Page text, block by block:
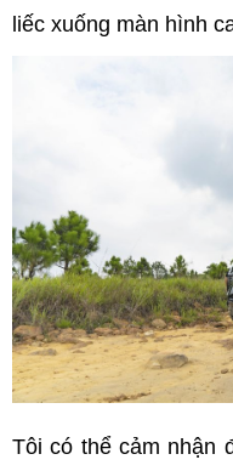
liếc xuống màn hình
Tôi có thể cảm nhận